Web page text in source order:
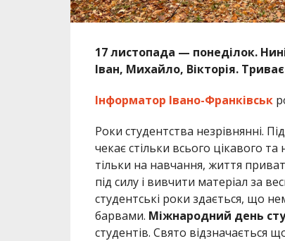
17 листопада — понеділок.
Іван, Михайло, Вікторія.
Інформатор Івано-Франківськ
Роки студентства незрівнянні.
чекає стільки всього цікавого
тільки на навчання, життя
під силу і вивчити матеріал за
студентські роки здається, що
барвами. Міжнародний день
студентів. Свято відзначається